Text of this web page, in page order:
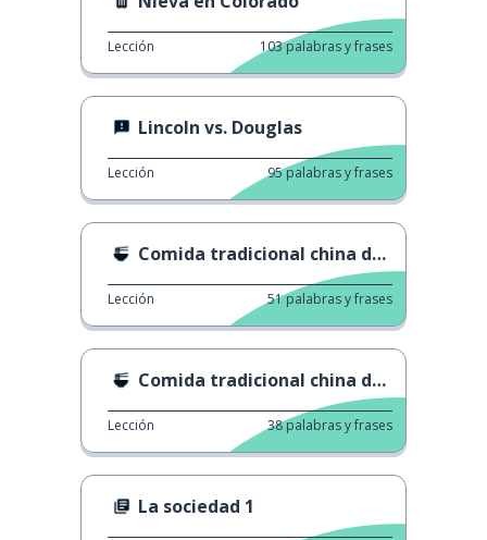
Lección 103palabras y frases
Lincoln vs. Douglas
Lección 95palabras y frases
Comida tradicional china de año nuevo 1
Lección 51palabras y frases
Comida tradicional china de año nuevo 6
Lección 38palabras y frases
La sociedad 1